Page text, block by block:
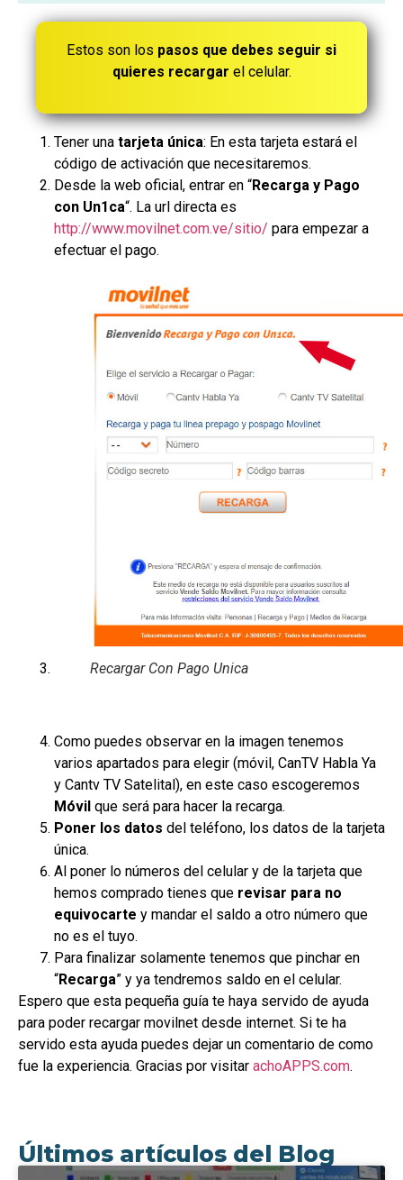
Estos son los pasos que debes seguir si
quieres recargar el celular.
Tener una tarjeta única: En esta tarjeta estará el
código de activación que necesitaremos.
Desde la web oficial, entrar en “Recarga y Pago
con Un1ca“. La url directa es
http://www.movilnet.com.ve/sitio/ para empezar a
efectuar el pago.
Recargar Con Pago Unica
Como puedes observar en la imagen tenemos
varios apartados para elegir (móvil, CanTV Habla Ya
y Cantv TV Satelital), en este caso escogeremos
Móvil que será para hacer la recarga.
Poner los datos del teléfono, los datos de la tarjeta
única.
Al poner lo números del celular y de la tarjeta que
hemos comprado tienes que revisar para no
equivocarte y mandar el saldo a otro número que
no es el tuyo.
Para finalizar solamente tenemos que pinchar en
“Recarga” y ya tendremos saldo en el celular.
Espero que esta pequeña guía te haya servido de ayuda
para poder recargar movilnet desde internet. Si te ha
servido esta ayuda puedes dejar un comentario de como
fue la experiencia. Gracias por visitar achoAPPS.com.
Últimos artículos del Blog